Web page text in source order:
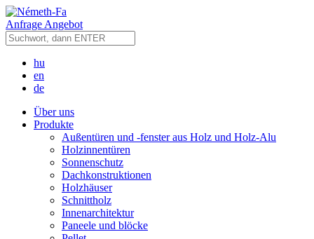
Anfrage Angebot
hu
en
de
Über uns
Produkte
Außentüren und -fenster aus Holz und Holz-Alu
Holzinnentüren
Sonnenschutz
Dachkonstruktionen
Holzhäuser
Schnittholz
Innenarchitektur
Paneele und blöcke